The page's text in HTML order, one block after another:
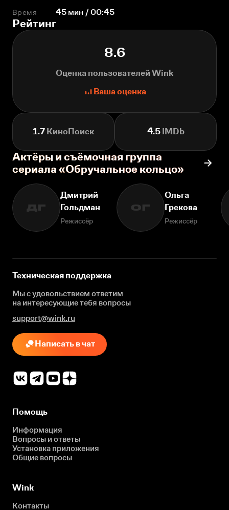
Время 45 мин / 00:45
Рейтинг
8.6
Оценка пользователей Wink
Ваша оценка
1.7 КиноПоиск 4.5IMDb
Актёры и съёмочная группа
сериала «Обручальное кольцо»
ДГ
Дмитрий
Гольдман
Режиссёр
ОГ
Ольга
Грекова
Режиссёр
Техническая поддержка
Мы с удовольствием ответим
на интересующиетебя вопросы
support@wink.ru
Написать в чат
Помощь
Информация
Вопросы и ответы
Установка приложения
Общие вопросы
Wink
Контакты